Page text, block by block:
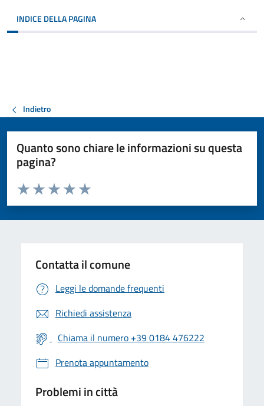
INDICE DELLA PAGINA
Indietro
Quanto sono chiare le informazioni su questa
pagina?
Valuta da 1 a 5 stelle la pagina
Valuta 5 stelle su 5
Valuta 4 stelle su 5
Valuta 3 stelle su 5
Valuta 2 stelle su 5
Valuta 1 stelle su 5
Contatta il comune
Leggi le domande frequenti
Richiedi assistenza
Chiama il numero +39 0184 476222
Prenota appuntamento
Problemi in città